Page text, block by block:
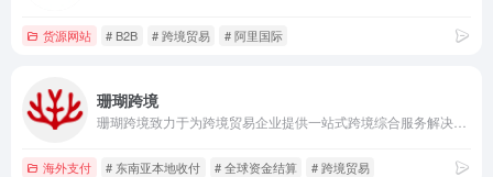
货源网站 # B2B # 跨境贸易 # 阿里国际
珊瑚跨境
海外支付 # 东南亚本地收付 # 全球资金结算 # 跨境贸易